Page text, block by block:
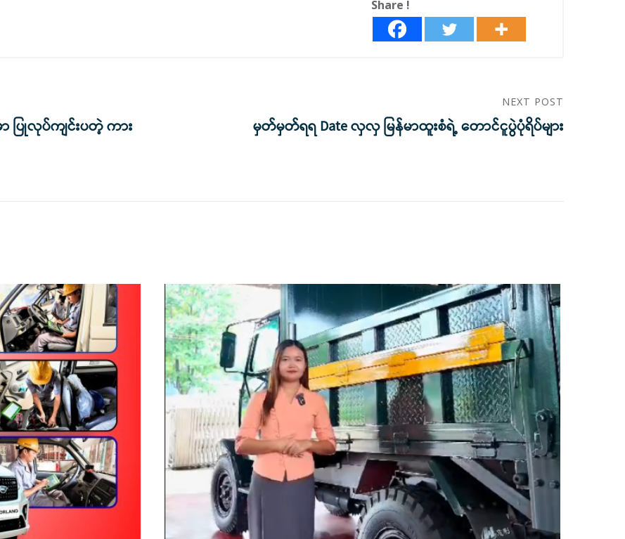
Share !
ာ ပြုလုပ်ကျင်းပတဲ့ ကား
NEXT POST
မှတ်မှတ်ရရ Date လှလှ မြန်မာထူးစံရဲ့ တောင်ငူပွဲပုံရိပ်များ